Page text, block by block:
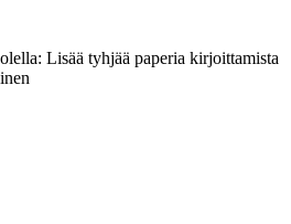
Lisää tyhjää paperia kirjoittamista